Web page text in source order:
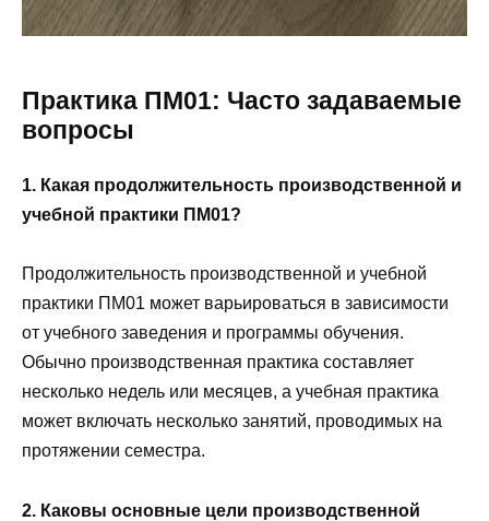
Практика ПМ01: Часто задаваемые
вопросы
1. Какая продолжительность производственной и
учебной практики ПМ01?
Продолжительность производственной и учебной
практики ПМ01 может варьироваться в зависимости
от учебного заведения и программы обучения.
Обычно производственная практика составляет
несколько недель или месяцев, а учебная практика
может включать несколько занятий, проводимых на
протяжении семестра.
2. Каковы основные цели производственной